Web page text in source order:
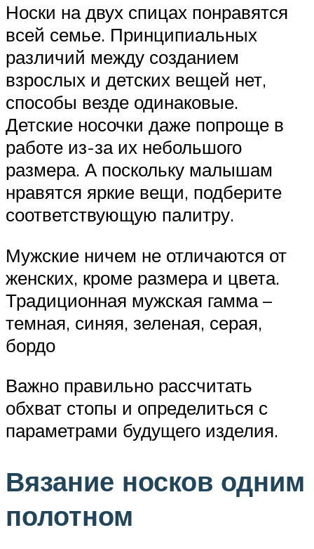
Носки на двух спицах понравятся
всей семье. Принципиальных
различий между созданием
взрослых и детских вещей нет,
способы везде одинаковые.
Детские носочки даже попроще в
работе из-за их небольшого
размера. А поскольку малышам
нравятся яркие вещи, подберите
соответствующую палитру.
Мужские ничем не отличаются от
женских, кроме размера и цвета.
Традиционная мужская гамма –
темная, синяя, зеленая, серая,
бордо
Важно правильно рассчитать
обхват стопы и определиться с
параметрами будущего изделия.
Вязание носков одним
полотном